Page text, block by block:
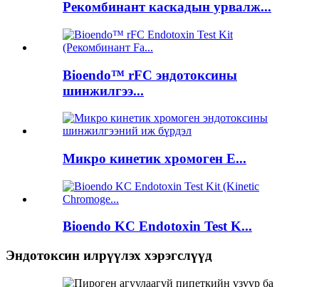
Рекомбинант каскадын урвалж...
Bioendo™ rFC эндотоксины
шинжилгээ...
Микро кинетик хромоген E...
Bioendo KC Endotoxin Test K...
Эндотоксин илрүүлэх хэрэгслүүд